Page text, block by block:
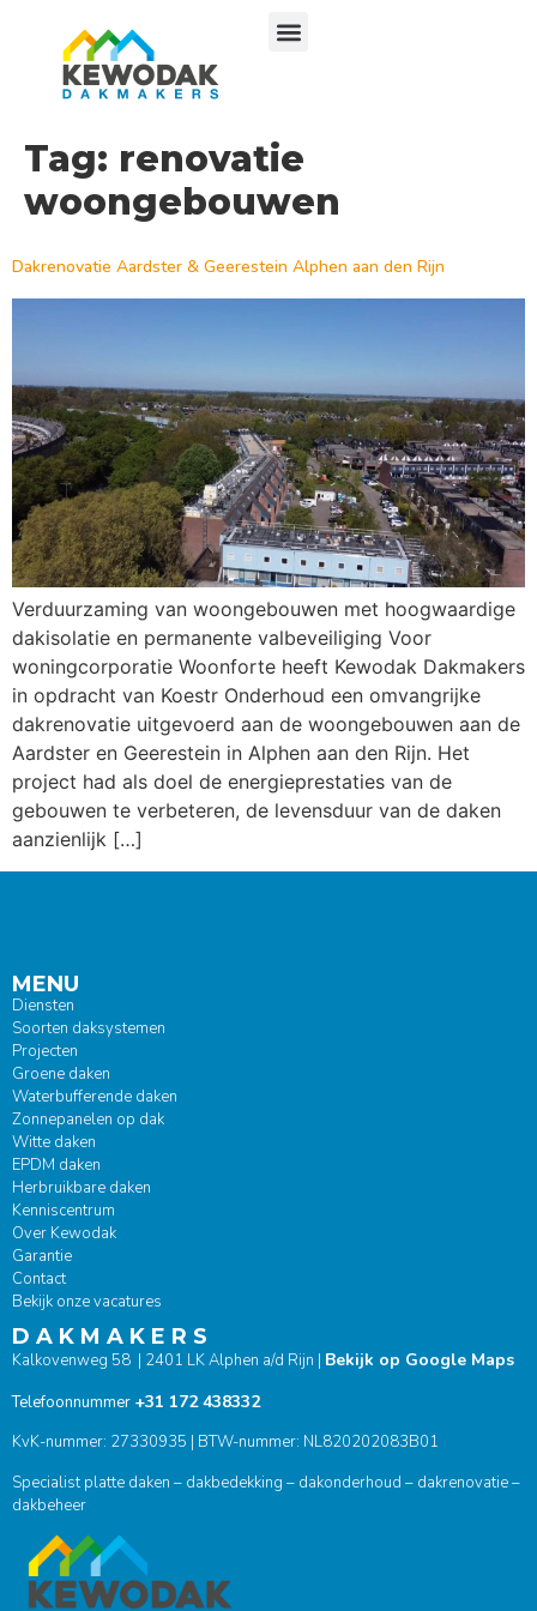
Tag: renovatie
woongebouwen
Dakrenovatie Aardster & Geerestein Alphen aan den Rijn
Verduurzaming van woongebouwen met hoogwaardige
dakisolatie en permanente valbeveiliging Voor
woningcorporatie Woonforte heeft Kewodak Dakmakers
in opdracht van Koestr Onderhoud een omvangrijke
dakrenovatie uitgevoerd aan de woongebouwen aan de
Aardster en Geerestein in Alphen aan den Rijn. Het
project had als doel de energieprestaties van de
gebouwen te verbeteren, de levensduur van de daken
aanzienlijk […]
MENU
Diensten
Soorten daksystemen
Projecten
Groene daken
Waterbufferende daken
Zonnepanelen op dak
Witte daken
EPDM daken
Herbruikbare daken
Kenniscentrum
Over Kewodak
Garantie
Contact
Bekijk onze vacatures
D A K M A K E R S
Kalkovenweg 58 | 2401 LK Alphen a/d Rijn | Bekijk op Google Maps
Telefoonnummer +31 172 438332
KvK-nummer: 27330935 | BTW-nummer: NL820202083B01
Specialist platte daken – dakbedekking – dakonderhoud – dakrenovatie –
dakbeheer